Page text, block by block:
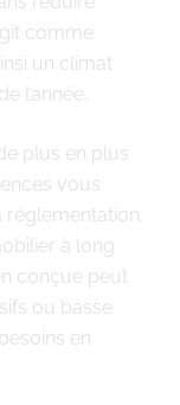
comme
un climat
l’année.
plus en plus
vous
à long
conçue peut
ou basse
en